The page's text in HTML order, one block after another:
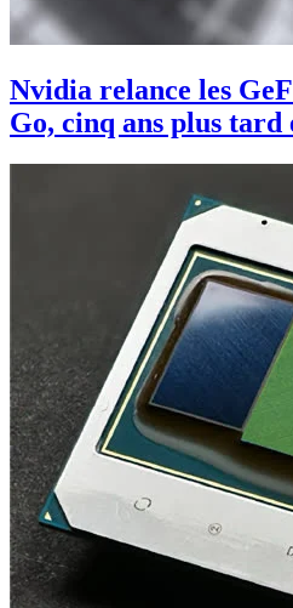
Nvidia relance les
Go, cinq ans plus